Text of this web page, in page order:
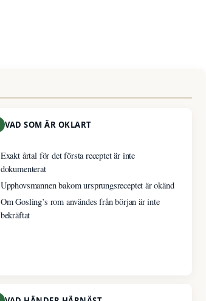
VAD SOM ÄR OKLART
Exakt årtal för det första receptet är inte
dokumenterat
Upphovsmannen bakom ursprungsreceptet är okänd
Om Gosling’s rom användes från början är inte
bekräftat